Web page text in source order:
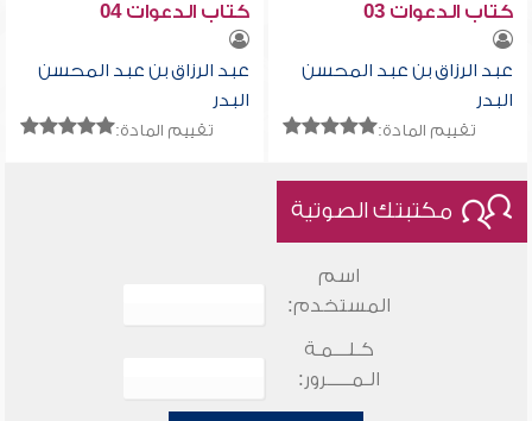
كتاب الدعوات 03
عبد الرزاق بن عبد المحسن
البدر
تقييم المادة:
كتاب الدعوات 04
عبد الرزاق بن عبد المحسن
البدر
تقييم المادة:
مكتبتك الصوتية
اسم
المستخدم:
كـلـــمـة
الـمـــــرور: